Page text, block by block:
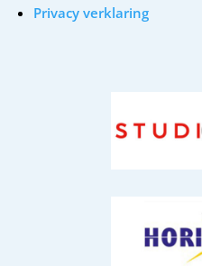
Privacy verklaring